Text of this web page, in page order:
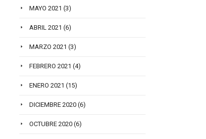
MAYO 2021 (3)
ABRIL 2021 (6)
MARZO 2021 (3)
FEBRERO 2021 (4)
ENERO 2021 (15)
DICIEMBRE 2020 (6)
OCTUBRE 2020 (6)